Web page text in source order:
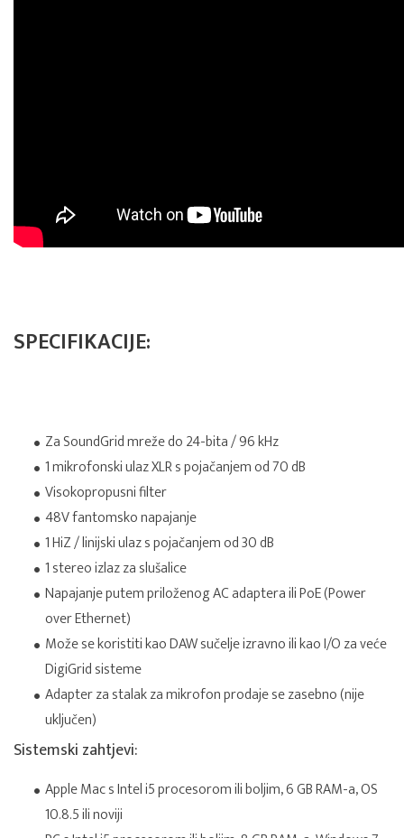
SPECIFIKACIJE:
Za SoundGrid mreže do 24-bita / 96 kHz
1 mikrofonski ulaz XLR s pojačanjem od 70 dB
Visokopropusni filter
48V fantomsko napajanje
1 HiZ / linijski ulaz s pojačanjem od 30 dB
1 stereo izlaz za slušalice
Napajanje putem priloženog AC adaptera ili PoE (Power
over Ethernet)
Može se koristiti kao DAW sučelje izravno ili kao I/O za veće
DigiGrid sisteme
Adapter za stalak za mikrofon prodaje se zasebno (nije
uključen)
Sistemski zahtjevi:
Apple Mac s Intel i5 procesorom ili boljim, 6 GB RAM-a, OS
10.8.5 ili noviji